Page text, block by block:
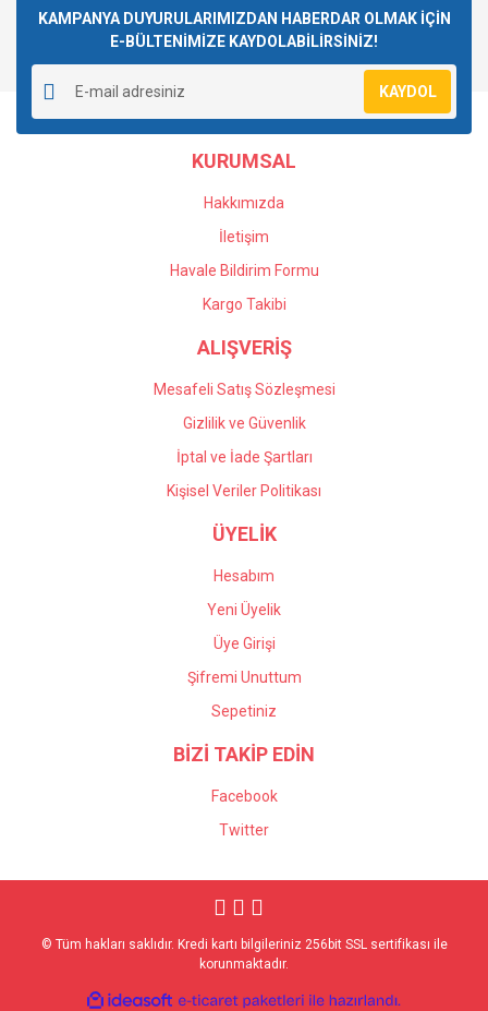
KAMPANYA DUYURULARIMIZDAN HABERDAR OLMAK İÇİN
E-BÜLTENİMİZE KAYDOLABİLİRSİNİZ!
KAYDOL
KURUMSAL
Hakkımızda
İletişim
Havale Bildirim Formu
Kargo Takibi
ALIŞVERİŞ
Mesafeli Satış Sözleşmesi
Gizlilik ve Güvenlik
İptal ve İade Şartları
Kişisel Veriler Politikası
ÜYELİK
Hesabım
Yeni Üyelik
Üye Girişi
Şifremi Unuttum
Sepetiniz
BİZİ TAKİP EDİN
Facebook
Twitter
© Tüm hakları saklıdır. Kredi kartı bilgileriniz 256bit SSL sertifikası ile
korunmaktadır.
ideasoft e-